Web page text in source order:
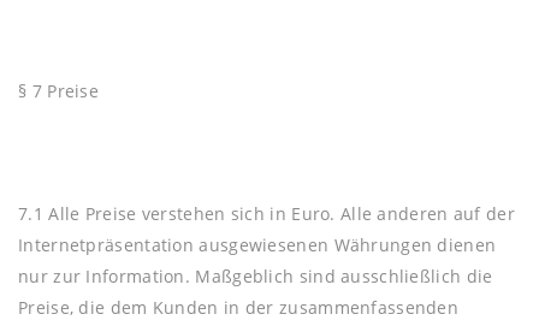
§ 7 Preise
7.1 Alle Preise verstehen sich in Euro. Alle anderen auf der
Internetpräsentation ausgewiesenen Währungen dienen
nur zur Information. Maßgeblich sind ausschließlich die
Preise, die dem Kunden in der zusammenfassenden